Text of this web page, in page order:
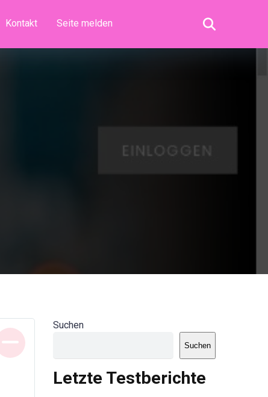
Kontakt Seite melden
Suchen
Suchen
Letzte Testberichte